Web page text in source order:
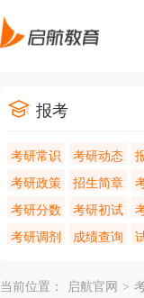
报考
考研常识 考研动态
考研政策
招生简章
考研分数
考研初试
考研调剂
成绩查询
当前位置： 启航官网 >